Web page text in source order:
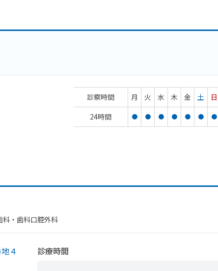
診察時間 月 火 水 木 金 土
日
24時間
● ● ● ● ● ● ●
科・​歯科口腔外科
４
診療時間